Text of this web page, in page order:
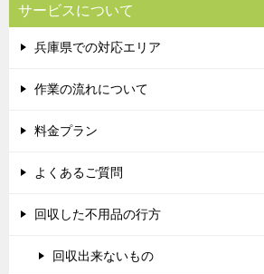
サービスについて
兵庫県での対応エリア
作業の流れについて
料金プラン
よくあるご質問
回収した不用品の行方
回収出来ないもの